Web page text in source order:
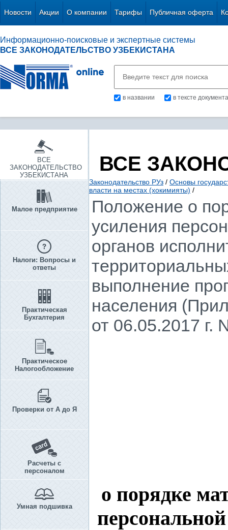
Новости Акции О компании Тарифы Публичная оферта
Информационно-поисковые и экспертные системы
ВСЕ ЗАКОНОДАТЕЛЬСТВО УЗБЕКИСТАНА
в названии в тексте документа
ВСЕ
ЗАКОНОДАТЕЛЬСТВО
УЗБЕКИСТАНА
Малое предприятие
Налоги: Вопросы и
ответы
Практическая
Бухгалтерия
Практическое
Налогообложение
Проверки от А до Я
Расчеты с
персоналом
Умная подшивка
ВСЕ
Законодательство РУз / Основы
власти на местах (хокимияты) /
Положение о
усиления
органов
выполнение
населения
от 06.05.2017 г.
о порядке